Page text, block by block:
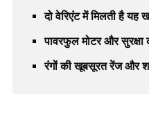
दो वेरिएंट में मिलती है यह
पावरफुल मोटर और सुरक्षा
रंगों की खूबसूरत रेंज और